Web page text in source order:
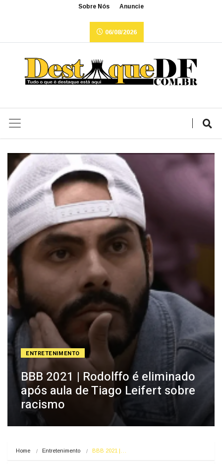
Sobre Nós Anuncie
06/08/2026
ENTRETENIMENTO
BBB 2021 | Rodolffo é eliminado
após aula de Tiago Leifert sobre
racismo
Home Entretenimento BBB 2021 |…